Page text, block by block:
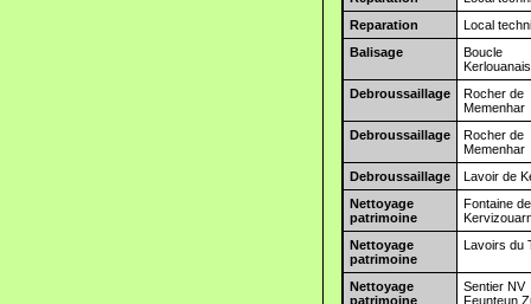
Reparation
Local
Balisage
Boucle
Debroussaillage
Rocher de
Memenhar
Debroussaillage
Rocher de
Memenhar
Debroussaillage
Lavoir de
Nettoyage
patrimoine
Fontaine de
Nettoyage
patrimoine
Lavoirs du
Nettoyage
patrimoine
Sentier NV
Feunteun